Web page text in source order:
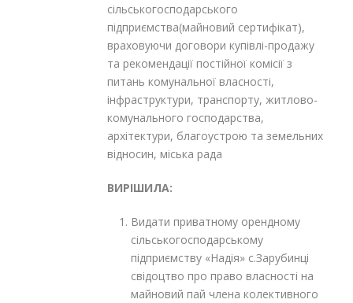
сільськогосподарського
підприємства(майновий сертифікат),
враховуючи договори купівлі-продажу
та рекомендації постійної комісії з
питань комунальної власності,
інфраструктури, транспорту, житлово-
комунального господарства,
архітектури, благоустрою та земельних
відносин, міська рада
ВИРІШИЛА:
Видати приватному орендному
сільськогосподарському
підприємству «Надія» с.Зарубинці
свідоцтво про право власності на
майновий пай члена колективного